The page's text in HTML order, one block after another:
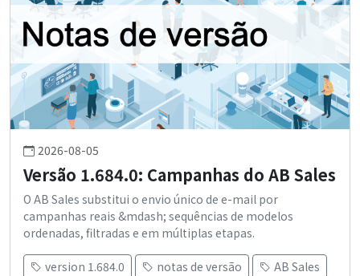
2026-08-05
Versão 1.684.0: Campanhas do AB Sales
O AB Sales substitui o envio único de e-mail por
campanhas reais &mdash; sequências de modelos
ordenadas, filtradas e em múltiplas etapas.
version 1.684.0 notas de versão
AB Sales